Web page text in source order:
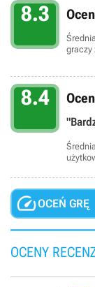
8.3
graczy
8.4
OCEŃ GRĘ
OCENY